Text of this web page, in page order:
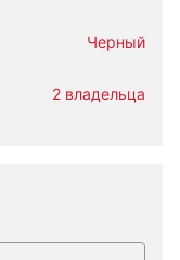
Черный
2 владельца